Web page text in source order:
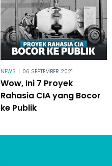
NEWS | 06 SEPTEMBER 2021
Wow, Ini 7 Proyek
Rahasia CIA yang Bocor
ke Publik